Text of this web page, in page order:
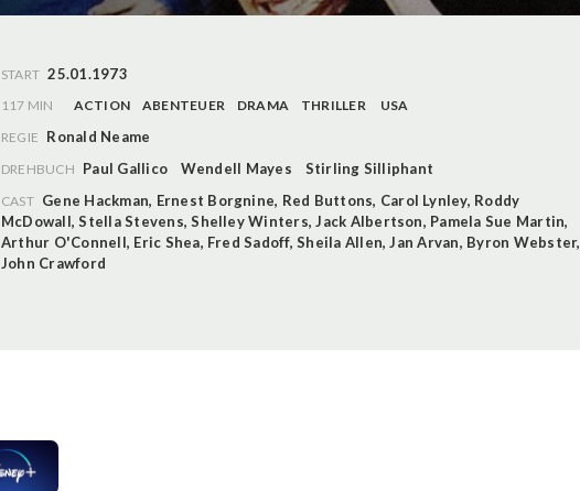
START 25.01.1973
117 MIN ACTION ABENTEUER DRAMA THRILLER
USA
REGIE Ronald Neame
DREHBUCH Paul Gallico Wendell Mayes Stirling Silliphant
CAST Gene Hackman, Ernest Borgnine, Red Buttons, Carol Lynley, Roddy
McDowall,Stella Stevens,Shelley Winters,Jack Albertson, Pamela Sue Martin,
Arthur O'Connell, Eric Shea, Fred Sadoff,Sheila Allen,Jan Arvan, Byron Webster,
John Crawford